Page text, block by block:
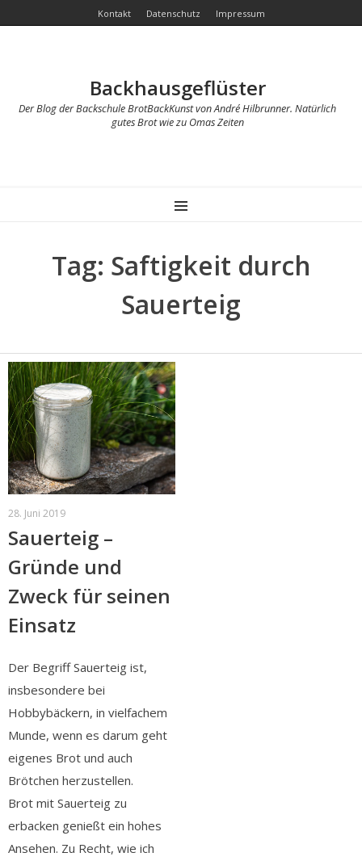
Kontakt Datenschutz Impressum
Backhausgeflüster
Der Blog der Backschule BrotBackKunst von André Hilbrunner. Natürlich
gutes Brot wie zu Omas Zeiten
MENU
Tag: Saftigkeit durch
Sauerteig
28. Juni 2019
Sauerteig –
Gründe und
Zweck für seinen
Einsatz
Der Begriff Sauerteig ist,
insbesondere bei
Hobbybäckern, in vielfachem
Munde, wenn es darum geht
eigenes Brot und auch
Brötchen herzustellen.
Brot mit Sauerteig zu
erbacken genießt ein hohes
Ansehen. Zu Recht, wie ich